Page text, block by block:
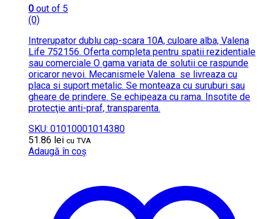
0 out of 5
(0)
Intrerupator dublu cap-scara 10A, culoare alba, Valena
Life 752156. Oferta completa pentru spatii rezidentiale
sau comerciale O gama variata de solutii ce raspunde
oricaror nevoi. Mecanismele Valena se livreaza cu
placa si suport metalic. Se monteaza cu suruburi sau
gheare de prindere. Se echipeaza cu rama. Insotite de
protecţie anti-praf, transparenta.
SKU: 01010001014380
51.86 lei cu TVA
Adaugă în coș